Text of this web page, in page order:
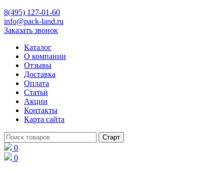
8(495) 127-01-60
info@pack-land.ru
Заказать звонок
Каталог
О компании
Отзывы
Доставка
Оплата
Статьи
Акции
Контакты
Карта сайта
0
0